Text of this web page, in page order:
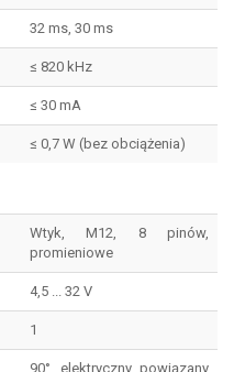
32 ms, 30 ms
≤ 820 kHz
≤ 30 mA
≤ 0,7 W (bez obciążenia)
Wtyk, M12, 8 pinów,
promieniowe
4,5 ... 32 V
1
90°, elektryczny, powiązany